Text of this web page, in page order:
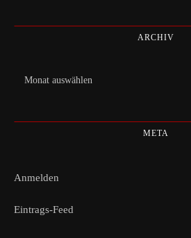
ARCHIV
Archiv
META
Anmelden
Eintrags-Feed